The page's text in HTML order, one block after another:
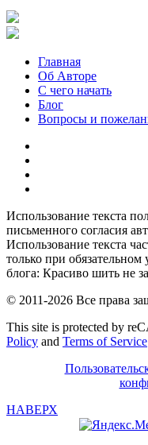
Главная
Об Авторе
С чего начать
Блог
Вопросы и
Использование текста
письменного согласия
Использование текста
только при
блога: Красиво шить не
© 2011-2026 Все права
This site is protected by
Policy and Terms of Service
НАВЕРХ